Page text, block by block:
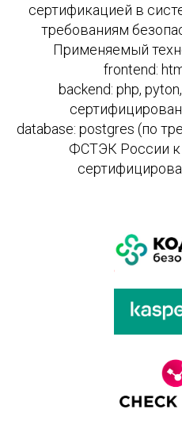
сертификацией в
требованиям
Применяемый
frontend:
backend: php,
database: postgres (по
ФСТЭК России